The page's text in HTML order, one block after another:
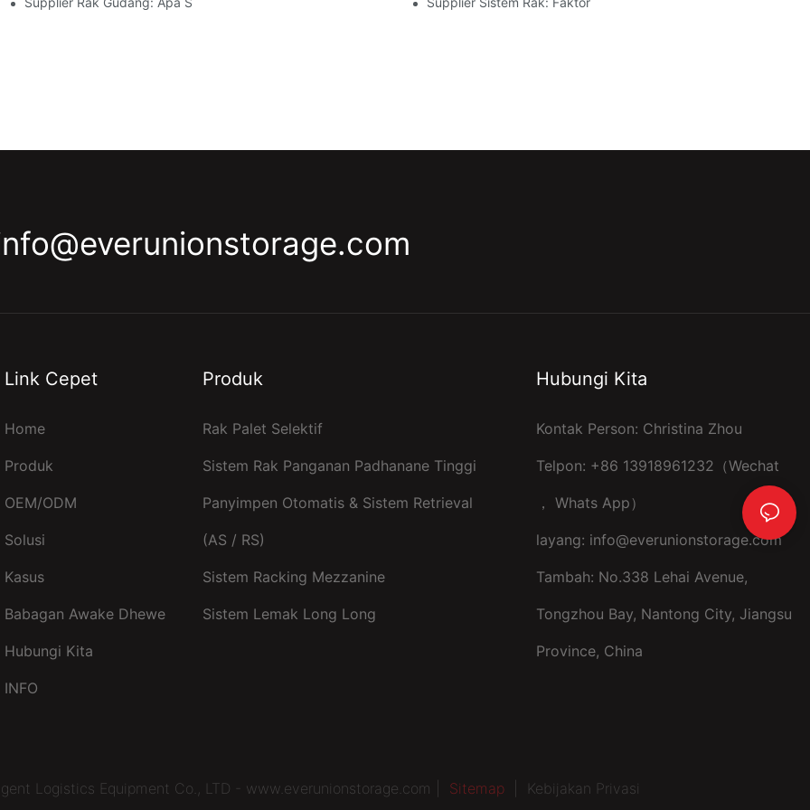
Link Cepet
Home
Produk
OEM/ODM
Solusi
Kasus
Babagan Awake Dhewe
Hubungi Kita
INFO
Produk
Rak Palet Selektif
Sistem Rak Panganan Padhanane Tinggi
Panyimpen Otomatis & Sistem Retrieval
(AS / RS)
Sistem Racking Mezzanine
Sistem Lemak Long Long
Hubungi Kita
Kontak Person: Christina Zhou
Telpon: +86 13918961232（Wechat
， Whats App）
layang: info@everunionstorage.com
Tambah: No.338 Lehai Avenue,
Tongzhou Bay, Nantong City, Jiangsu
Province, China
Logistics Equipment Co., LTD - www.everunionstorage.com | Sitemap Kebijakan Privasi